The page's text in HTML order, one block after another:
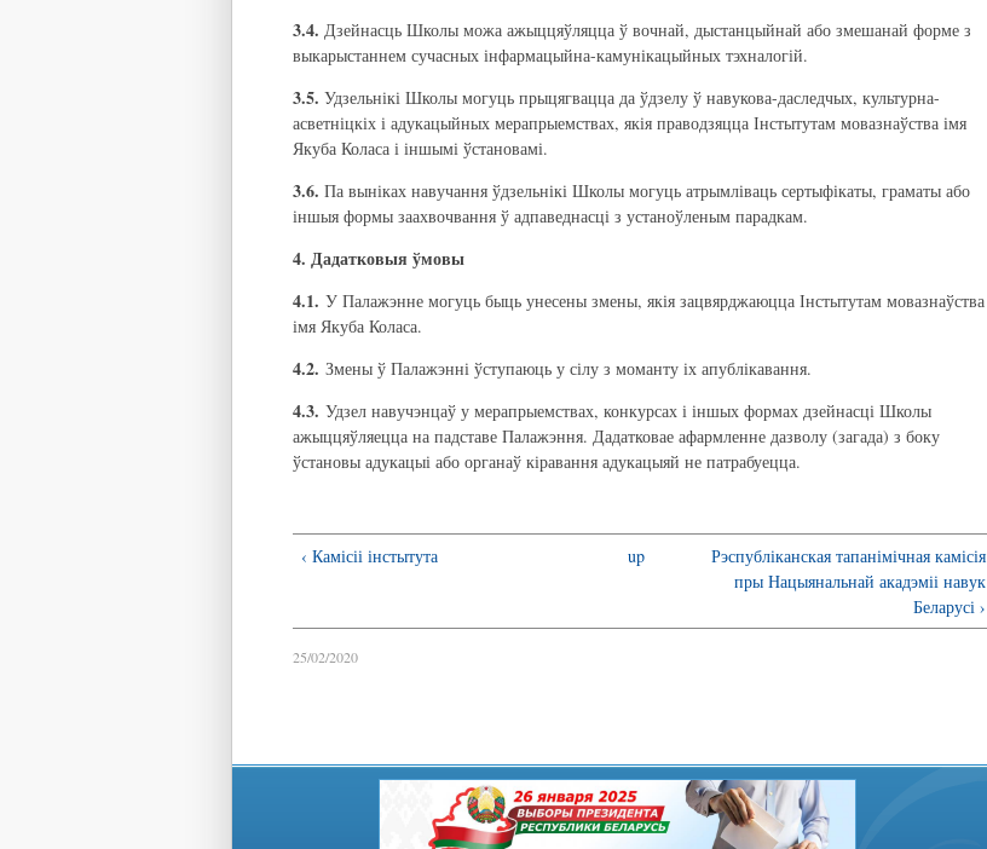
3.4. Дзейнасць Школы можа ажыццяўляцца ў вочнай, дыстанцыйнай або змешанай форме з
выкарыстаннем сучасных інфармацыйна-камунікацыйных тэхналогій.
3.5. Удзельнікі Школы могуць прыцягвацца да ўдзелу ў навукова-даследчых, культурна-
асветніцкіх і адукацыйных мерапрыемствах, якія праводзяцца Інстытутам мовазнаўства імя
Якуба Коласа і іншымі ўстановамі.
3.6. Па выніках навучання ўдзельнікі Школы могуць атрымліваць сертыфікаты, граматы або
іншыя формы заахвочвання ў адпаведнасці з устаноўленым парадкам.
4. Дадатковыя ўмовы
4.1. У Палажэнне могуць быць унесены змены, якія зацвярджаюцца Інстытутам мовазнаўства
імя Якуба Коласа.
4.2. Змены ў Палажэнні ўступаюць у сілу з моманту іх апублікавання.
4.3. Удзел навучэнцаў у мерапрыемствах, конкурсах і іншых формах дзейнасці Школы
ажыццяўляецца на падставе Палажэння. Дадатковае афармленне дазволу (загада) з боку
ўстановы адукацыі або органаў кіравання адукацыяй не патрабуецца.
‹ Камісіі інстытута up
Рэспубліканская тапанімічная камісія
пры Нацыянальнай акадэміі навук
Беларусі ›
25/02/2020